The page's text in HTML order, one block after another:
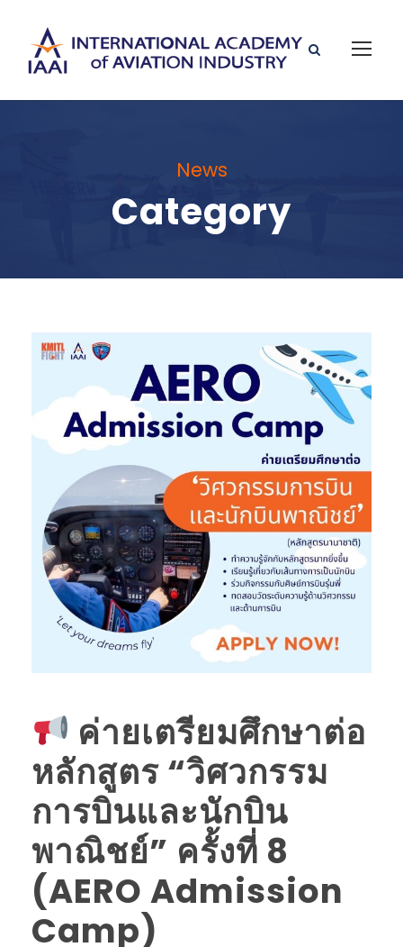
News
Category
ค่ายเตรียมศึกษาต่อ
หลักสูตร “วิศวกรรม
การบินและนักบิน
พาณิชย์” ครั้งที่ 8
(AERO Admission
Camp)